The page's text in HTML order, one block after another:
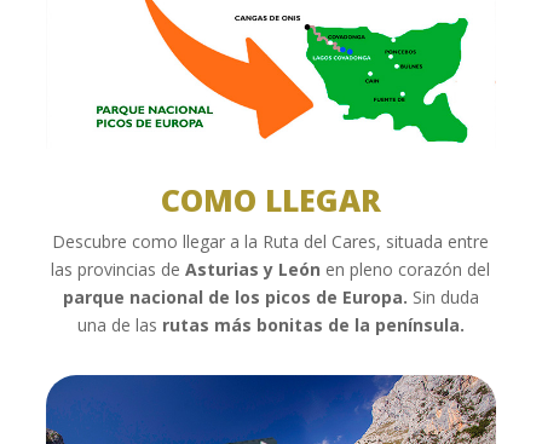
COMO LLEGAR
Descubre como llegar a la Ruta del Cares, situada entre
las provincias de Asturias y León en pleno corazón del
parque nacional de los picos de Europa. Sin duda
una de las rutas más bonitas de la península.